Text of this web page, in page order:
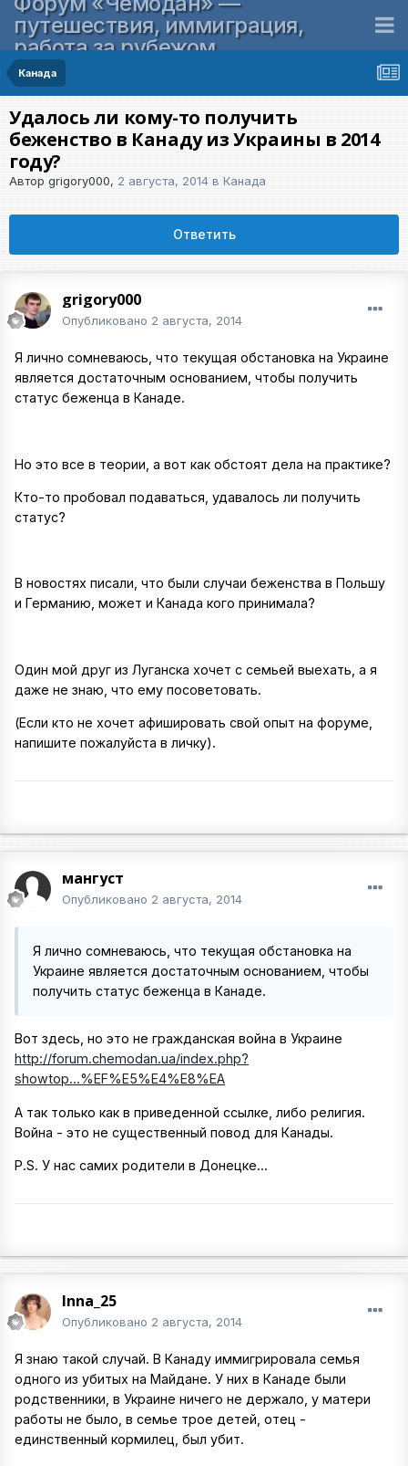
путешествия, иммиграция,
работа за рубежом
Канада
Удалось ли кому-то получить
беженство в Канаду из Украины в 2014
году?
Автор grigory000, 2 августа, 2014 в Канада
Ответить
grigory000
Опубликовано 2 августа, 2014
Я лично сомневаюсь, что текущая обстановка на Украине
является достаточным основанием, чтобы получить
статус беженца в Канаде.
Но это все в теории, а вот как обстоят дела на практике?
Кто-то пробовал подаваться, удавалось ли получить
статус?
В новостях писали, что были случаи беженства в Польшу
и Германию, может и Канада кого принимала?
Один мой друг из Луганска хочет с семьей выехать, а я
даже не знаю, что ему посоветовать.
(Если кто не хочет афишировать свой опыт на форуме,
напишите пожалуйста в личку).
мангуст
Опубликовано 2 августа, 2014
Я лично сомневаюсь, что текущая обстановка на
Украине является достаточным основанием, чтобы
получить статус беженца в Канаде.
Вот здесь, но это не гражданская война в Украине
http://forum.chemodan.ua/index.php?
showtop...%EF%E5%E4%E8%EA
А так только как в приведенной ссылке, либо религия.
Война - это не существенный повод для Канады.
P.S. У нас самих родители в Донецке...
Inna_25
Опубликовано 2 августа, 2014
Я знаю такой случай. В Канаду иммигрировала семья
одного из убитых на Майдане. У них в Канаде были
родственники, в Украине ничего не держало, у матери
работы не было, в семье трое детей, отец -
единственный кормилец, был убит.